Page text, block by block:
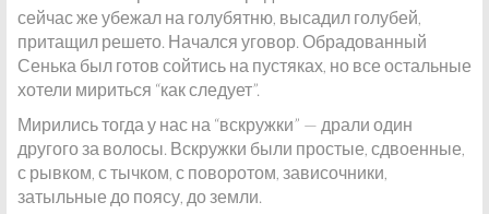
сейчас же убежал на голубятню, высадил голубей,
притащил решето. Начался уговор. Обрадованный
Сенька был готов сойтись на пустяках, но все остальные
хотели мириться “как следует”.
Мирились тогда у нас на “вскружки” — драли один
другого за волосы. Вскружки были простые, сдвоенные,
с рывком, с тычком, с поворотом, зависочники,
затыльные до поясу, до земли.